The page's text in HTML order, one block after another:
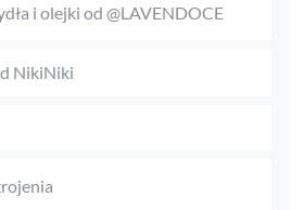
i olejki od @LAVENDOCE
NikiNiki